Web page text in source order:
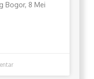
Bogor, 8 Mei